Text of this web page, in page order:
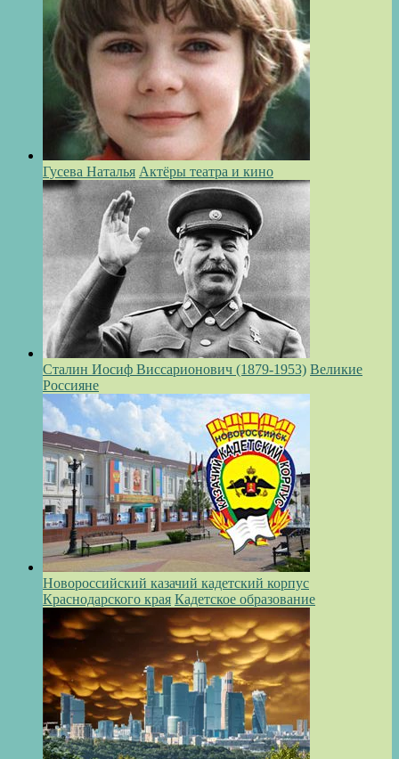
Гусева Наталья Актёры театра и кино
Сталин Иосиф Виссарионович (1879-1953) Великие
Россияне
Новороссийский казачий кадетский корпус
Краснодарского края Кадетское образование